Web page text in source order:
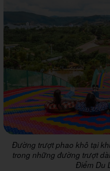
Đường trượt phao khô tại
trong những đường trượt
Điểm Du